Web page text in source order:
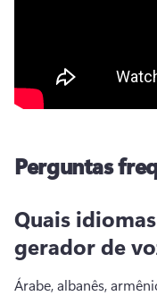
Perguntas
Quais
gerador de
Árabe, albanês,